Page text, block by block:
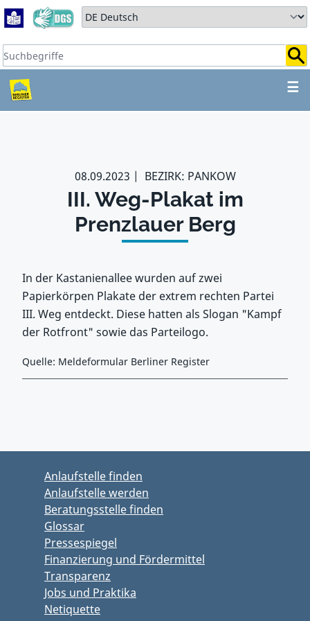
Zum Hauptbereich springen
Zum Hauptmenü springen
Sprache auswählen:
Suchbegriffe:
☰
ZUM HAUPTBEREICH
08.09.2023 BEZIRK: PANKOW
III. Weg-Plakat im
Prenzlauer Berg
In der Kastanienallee wurden auf zwei
Papierkörpen Plakate der extrem rechten Partei
III. Weg entdeckt. Diese hatten als Slogan "Kampf
der Rotfront" sowie das Parteilogo.
Quelle: Meldeformular Berliner Register
Anlaufstelle finden
Anlaufstelle werden
Beratungsstelle finden
Glossar
Pressespiegel
Finanzierung und Fördermittel
Transparenz
Jobs und Praktika
Netiquette